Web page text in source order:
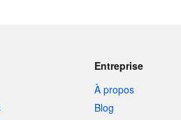
Entreprise
À propos
Blog